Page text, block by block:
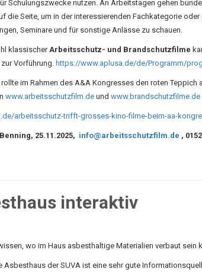
Schulungszwecke nutzen. An Arbeitstagen gehen
die Seite, um in der interessierenden Fachkategorie
Seminare und für sonstige Anlässe zu schauen.
klassischerArbeitsschutz- und Brandschutzfilme
Vorführung. https://www.aplusa.de/de/Programm/
rollte im Rahmen des A&A Kongresses den roten
www.arbeitsschutzfilm.de und www.brandschutzfilme.de
arbeitsschutz-trifft-grosses-kino-filme-beim-aa-
25.11.2025, info@arbeitsschutzfilm.de ,
interaktiv
wo im Haus asbesthaltige Materialien verbaut sein
Asbesthaus der SUVA ist eine sehr gute